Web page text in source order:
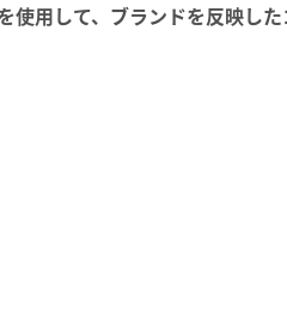
使用して、ブランドを反映し